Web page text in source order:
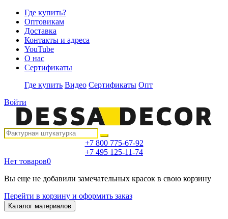
Где купить?
Оптовикам
Доставка
Контакты и адреса
YouTube
О нас
Сертификаты
Где купить Видео Сертификаты Опт
Войти
+7 800 775-67-92
+7 495 125-11-74
Нет товаров0
Вы еще не добавили замечательных красок в свою корзину
Перейти в корзину и оформить заказ
Каталог материалов